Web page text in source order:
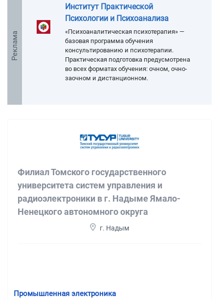
Реклама
Институт Практической
Психологии и Психоанализа
«Психоаналитическая психотерапия» —
базовая программа обучения
консультированию и психотерапии.
Практическая подготовка предусмотрена
во всех форматах обучения: очном, очно-
заочном и дистанционном.
Филиал Томского государственного
университета систем управления и
радиоэлектроники в г. Надыме Ямало-
Ненецкого автономного округа
г. Надым
Промышленная электроника